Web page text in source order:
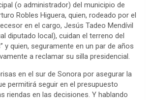
(o administrador) del municipio de
Robles Higuera, quien, rodeado por el
en el cargo, Jesús Tadeo Mendívil
diputado local), cuidan el terreno del
y quien, seguramente en un par de años
a reclamar su silla presidencial.
en el sur de Sonora por asegurar la
permitirá seguir en el presupuesto
riendas en las decisiones. Y hablando